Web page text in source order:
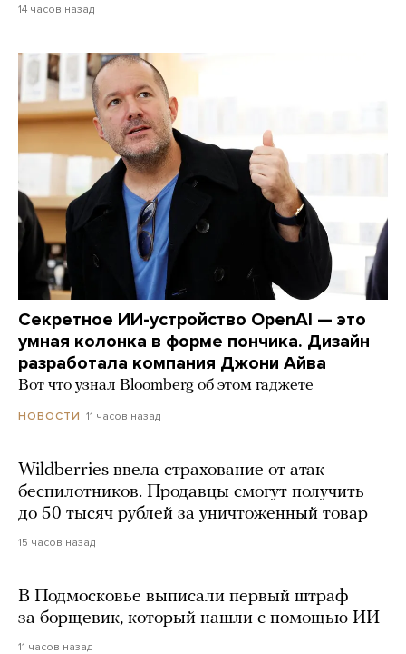
14 часов назад
Секретное ИИ-устройство OpenAI — это
умная колонка в форме пончика. Дизайн
разработала компания Джони Айва
Вот что узнал Bloomberg об этом гаджете
НОВОСТИ 11 часов назад
Wildberries ввела страхование от атак
беспилотников. Продавцы смогут получить
до 50 тысяч рублей за уничтоженный товар
15 часов назад
В Подмосковье выписали первый штраф
за борщевик, который нашли с помощью ИИ
11 часов назад